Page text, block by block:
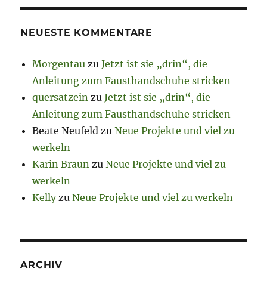
NEUESTE KOMMENTARE
Morgentau zuJetzt ist sie „drin“, die
Anleitung zum Fausthandschuhe stricken
quersatzein zuJetzt ist sie „drin“, die
Anleitung zum Fausthandschuhe stricken
Beate Neufeld zuNeue Projekte und viel zu
werkeln
Karin Braun zuNeue Projekte und viel zu
werkeln
KellyzuNeue Projekte und viel zu werkeln
ARCHIV